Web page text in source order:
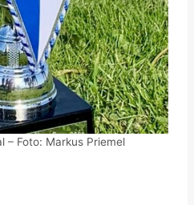
– Foto: Markus Priemel